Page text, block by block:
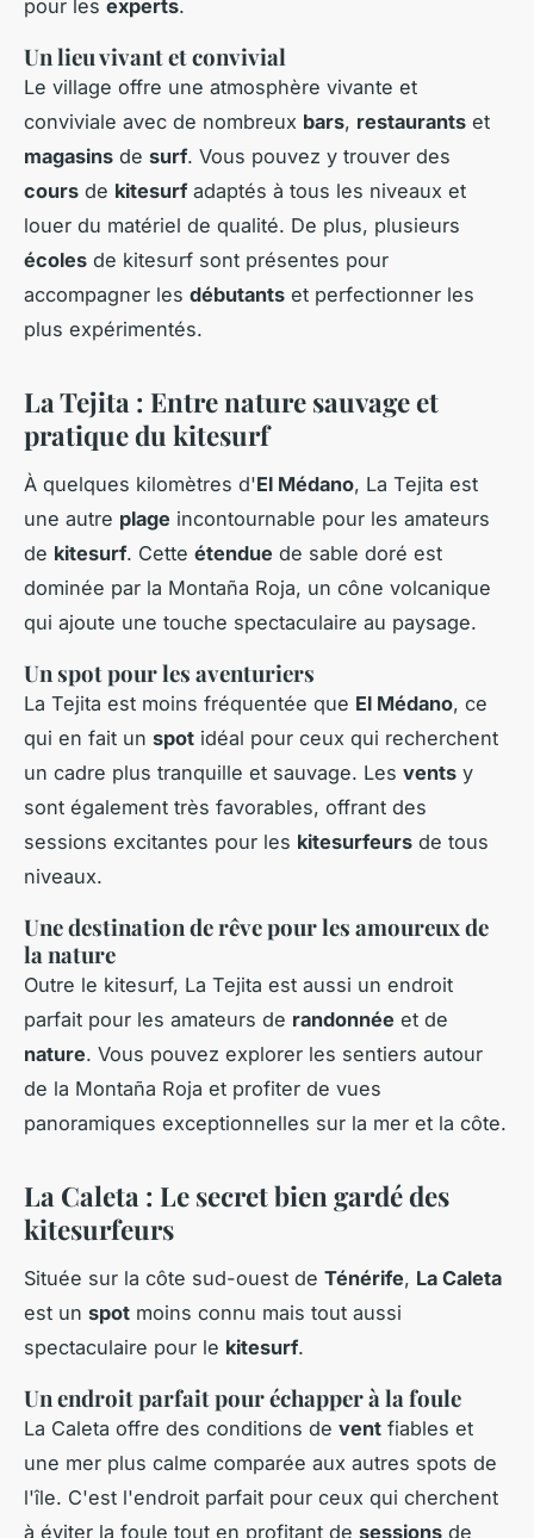
pour les experts.
Un lieu vivant et convivial
Le village offre une atmosphère vivante et
conviviale avec de nombreux bars, restaurants et
magasins de surf. Vous pouvez y trouver des
cours de kitesurfadaptés à tous les niveaux et
louer du matériel de qualité. De plus, plusieurs
écoles de kitesurf sont présentes pour
accompagner les débutants et perfectionner les
plus expérimentés.
La Tejita : Entre nature sauvage et
pratique du kitesurf
À quelques kilomètres d'El Médano, La Tejita est
une autre plage incontournable pour les amateurs
de kitesurf. Cette étendue de sable doré est
dominée par la Montaña Roja, un cône volcanique
qui ajoute une touche spectaculaire au paysage.
Un spot pour les aventuriers
La Tejita est moins fréquentée que El Médano, ce
qui en fait un spot idéal pour ceux qui recherchent
un cadre plus tranquille et sauvage. Les vents y
sont également très favorables, offrant des
sessions excitantes pour les kitesurfeurs de tous
niveaux.
Une destination de rêve pour les amoureux de
la nature
Outre le kitesurf, La Tejita est aussi un endroit
parfait pour les amateurs de randonnée et de
nature. Vous pouvez explorer les sentiers autour
de la Montaña Roja et profiter de vues
panoramiques exceptionnelles sur la mer et la côte.
La Caleta : Le secret bien gardé des
kitesurfeurs
Située sur la côte sud-ouest de Ténérife, La Caleta
est un spot moins connu mais tout aussi
spectaculaire pour le kitesurf.
Un endroit parfait pour échapper à la foule
La Caleta offre des conditions de vent fiables et
une mer plus calme comparée aux autres spots de
l'île. C'est l'endroit parfait pour ceux qui cherchent
à éviter la foule tout en profitant de sessions de